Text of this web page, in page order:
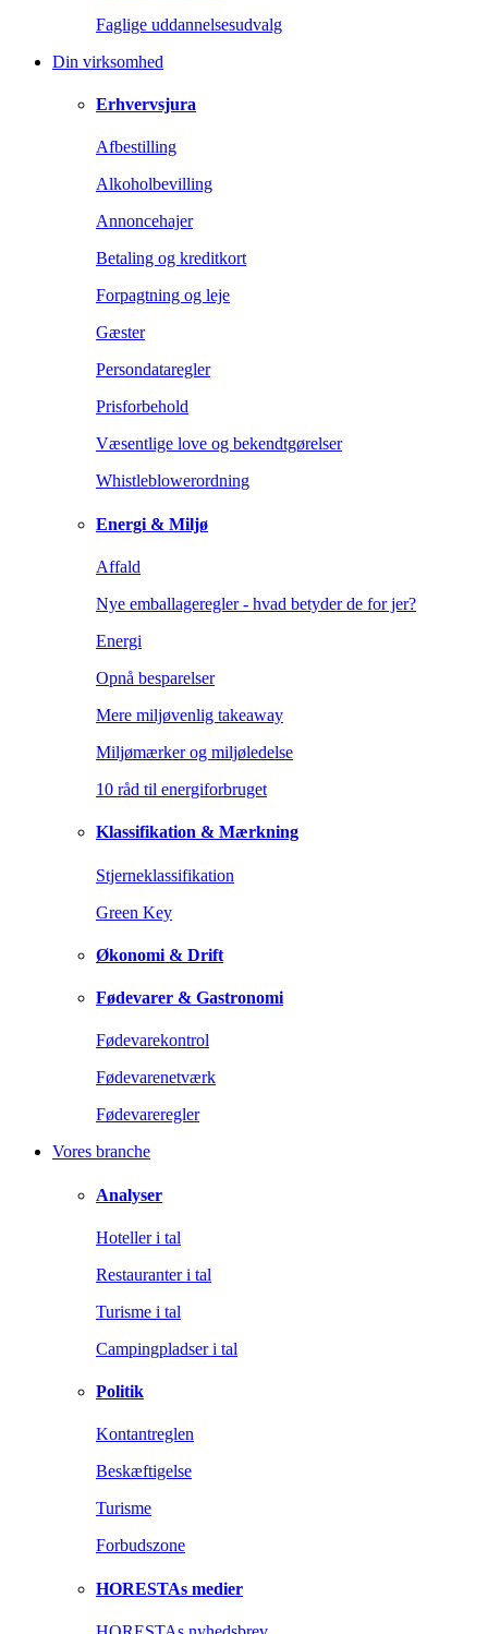
Faglige uddannelsesudvalg
Din virksomhed
Erhvervsjura
Afbestilling
Alkoholbevilling
Annoncehajer
Betaling og kreditkort
Forpagtning og leje
Gæster
Persondataregler
Prisforbehold
Væsentlige love og bekendtgørelser
Whistleblowerordning
Energi & Miljø
Affald
Nye emballageregler - hvad betyder de for jer?
Energi
Opnå besparelser
Mere miljøvenlig takeaway
Miljømærker og miljøledelse
10 råd til energiforbruget
Klassifikation & Mærkning
Stjerneklassifikation
Green Key
Økonomi & Drift
Fødevarer & Gastronomi
Fødevarekontrol
Fødevarenetværk
Fødevareregler
Vores branche
Analyser
Hoteller i tal
Restauranter i tal
Turisme i tal
Campingpladser i tal
Politik
Kontantreglen
Beskæftigelse
Turisme
Forbudszone
HORESTAs medier